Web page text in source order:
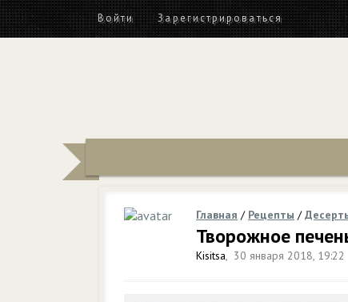
Войти Зарегистрироваться
Главная / Рецепты /
Творожное
Kisitsa, 30 января 2018, 19:22